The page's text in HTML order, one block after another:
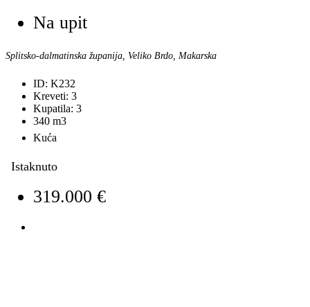
Na upit
Splitsko-dalmatinska županija, Veliko Brdo, Makarska
ID: K232
Kreveti: 3
Kupatila: 3
340 m3
Kuća
Istaknuto
319.000 €